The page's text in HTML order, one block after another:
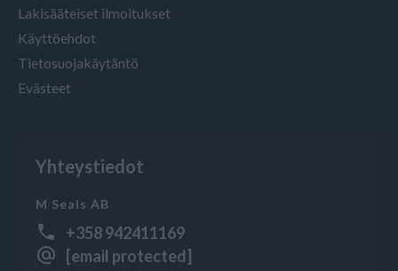
Lakisääteiset ilmoitukset
Käyttöehdot
Tietosuojakäytäntö
Evästeet
Yhteystiedot
M Seals AB
+358 942411169
[email protected]